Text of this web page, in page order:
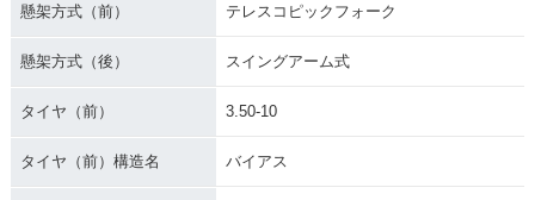
懸架方式（前） テレスコピックフォーク
懸架方式（後） スイングアーム式
タイヤ（前） 3.50-10
タイヤ（前）構造名 バイアス